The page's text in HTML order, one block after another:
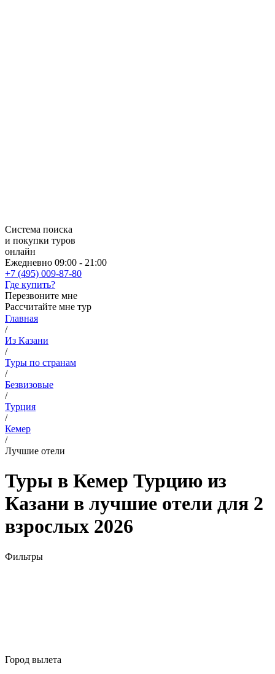
Система поиска
и покупки туров
онлайн
Ежедневно 09:00 - 21:00
+7 (495) 009-87-80
Где купить?
Перезвоните мне
Рассчитайте мне тур
Главная
/
Из Казани
/
Туры по странам
/
Безвизовые
/
Турция
/
Кемер
/
Лучшие отели
Туры в Кемер Турцию из
Казани в лучшие отели для 2
взрослых 2026
Фильтры
Город вылета